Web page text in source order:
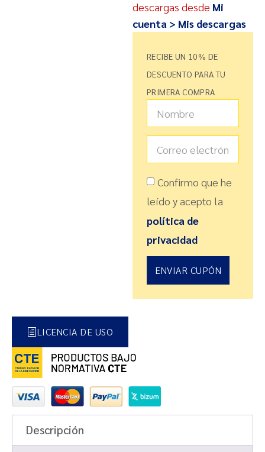
descargas desde Mi
cuenta > Mis descargas
RECIBE UN 10% DE
DESCUENTO PARA TU
PRIMERA COMPRA
Confirmo que he
leído y acepto la
política de
privacidad
ENVIAR CUPÓN
LICENCIA DE USO
Descripción